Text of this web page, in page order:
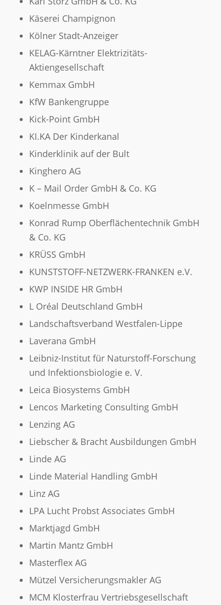
Käserei Champignon
Kölner Stadt-Anzeiger
KELAG-Kärntner Elektrizitäts-
Aktiengesellschaft
Kemmax GmbH
KfW Bankengruppe
Kick-Point GmbH
KI.KA Der Kinderkanal
Kinderklinik auf der Bult
Kinghero AG
K – Mail Order GmbH & Co. KG
Koelnmesse GmbH
Konrad Rump Oberflächentechnik GmbH
& Co. KG
KRÜSS GmbH
KUNSTSTOFF-NETZWERK-FRANKEN e.V.
KWP INSIDE HR GmbH
L Oréal Deutschland GmbH
Landschaftsverband Westfalen-Lippe
Laverana GmbH
Leibniz-Institut für Naturstoff-Forschung
und Infektionsbiologie e. V.
Leica Biosystems GmbH
Lencos Marketing Consulting GmbH
Lenzing AG
Liebscher & Bracht Ausbildungen GmbH
Linde AG
Linde Material Handling GmbH
Linz AG
LPA Lucht Probst Associates GmbH
Marktjagd GmbH
Martin Mantz GmbH
Masterflex AG
Mützel Versicherungsmakler AG
MCM Klosterfrau Vertriebsgesellschaft